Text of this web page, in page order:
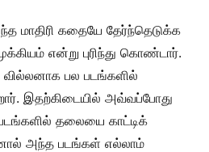
மாதிரி கதையே தேர்ந்தெடுக்க
என்று புரிந்து கொண்டார்.
பல படங்களில்
இதற்கிடையில் அவ்வப்போது
தலையை காட்டிக்
அந்த படங்கள் எல்லாம்